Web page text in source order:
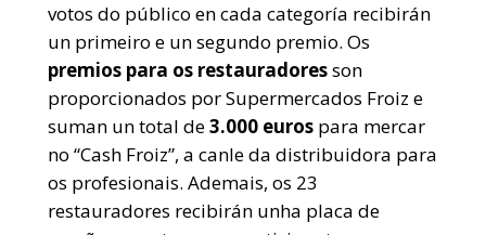
votos do público en cada categoría recibirán
un primeiro e un segundo premio. Os
premios para os restauradoresson
proporcionados por Supermercados Froiz e
suman un total de3.000 euros para mercar
no “Cash Froiz”, a canle da distribuidora para
os profesionais. Ademais, os 23
restauradores recibirán unha placa de